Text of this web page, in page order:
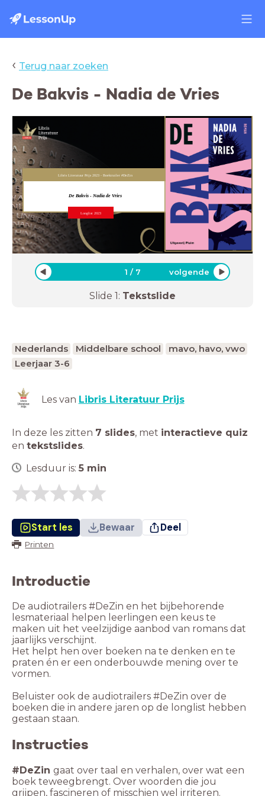
‹ Terug naar zoeken
De Bakvis - Nadia de Vries
Libris Literatuur Prijs 2023 - Boektrailer #DeZin
De Bakvis - Nadia de Vries
Longlist 2023
1 / 7 volgende
Slide 1: Tekstslide
Nederlands Middelbare school
mavo, havo, vwo
Leerjaar 3-6
Les van Libris Literatuur Prijs
In deze les zitten 7 slides, met interactieve quiz
en tekstslides.
Lesduur is: 5 min
Start les Bewaar Deel
Printen
Introductie
De audiotrailers #DeZin en het bijbehorende
lesmateriaal helpen leerlingen een keus te
maken uit het veelzijdige aanbod van romans dat
jaarlijks verschijnt.
Het helpt hen over boeken na te denken en te
praten én er een onderbouwde mening over te
vormen.
Beluister ook de audiotrailers #DeZin over de
boeken die in andere jaren op de longlist hebben
gestaan staan.
Instructies
#DeZin gaat over taal en verhalen, over wat een
boek teweegbrengt. Over woorden die jou